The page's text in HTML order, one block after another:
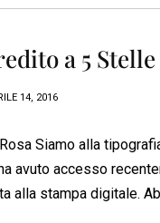
a 5
14, 2016
Siamo alla
avuto accesso
alla stampa digitale.